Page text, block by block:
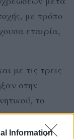
Information
με τρόπο
εταιρία,
με τις τρεις
στην
το
της
από την ΕΡΤ